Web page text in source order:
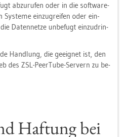
ab­zu­ru­fen oder in die soft­ware-
Sys­te­me ein­zu­grei­fen oder ein­
Da­ten­net­ze un­be­fugt ein­zu­drin­
Hand­lung, die ge­eig­net ist, den
des ZSL-PeerTu­be-Ser­vern zu be­
Haf­tung bei